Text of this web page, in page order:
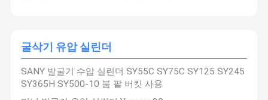
굴삭기 유압 실린더
SANY 발굴기 수압 실린더 SY55C SY75C SY125 SY245
SY365H SY500-10 붐 팔 버킷 사용